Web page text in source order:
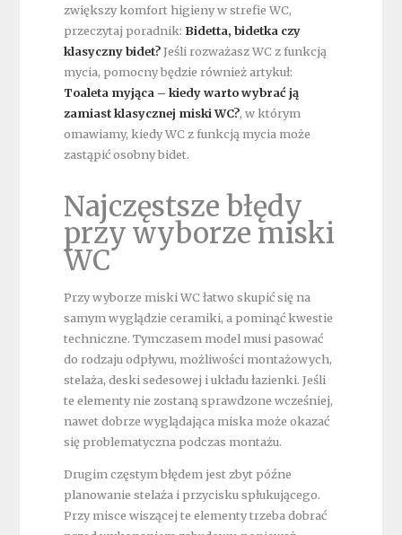
zwiększy komfort higieny w strefie WC,
przeczytaj poradnik: Bidetta, bidetka czy
klasyczny bidet?Jeśli rozważasz WC z funkcją
mycia, pomocny będzie również artykuł:
Toaleta myjąca – kiedy warto wybrać ją
zamiast klasycznej miski WC?, w którym
omawiamy, kiedy WC z funkcją mycia może
zastąpić osobny bidet.
Najczęstsze błędy
przy wyborze miski
WC
Przy wyborze miski WC łatwo skupić się na
samym wyglądzie ceramiki, a pominąć kwestie
techniczne. Tymczasem model musi pasować
do rodzaju odpływu, możliwości montażowych,
stelaża, deski sedesowej i układu łazienki. Jeśli
te elementy nie zostaną sprawdzone wcześniej,
nawet dobrze wyglądająca miska może okazać
się problematyczna podczas montażu.
Drugim częstym błędem jest zbyt późne
planowanie stelaża i przycisku spłukującego.
Przy misce wiszącej te elementy trzeba dobrać